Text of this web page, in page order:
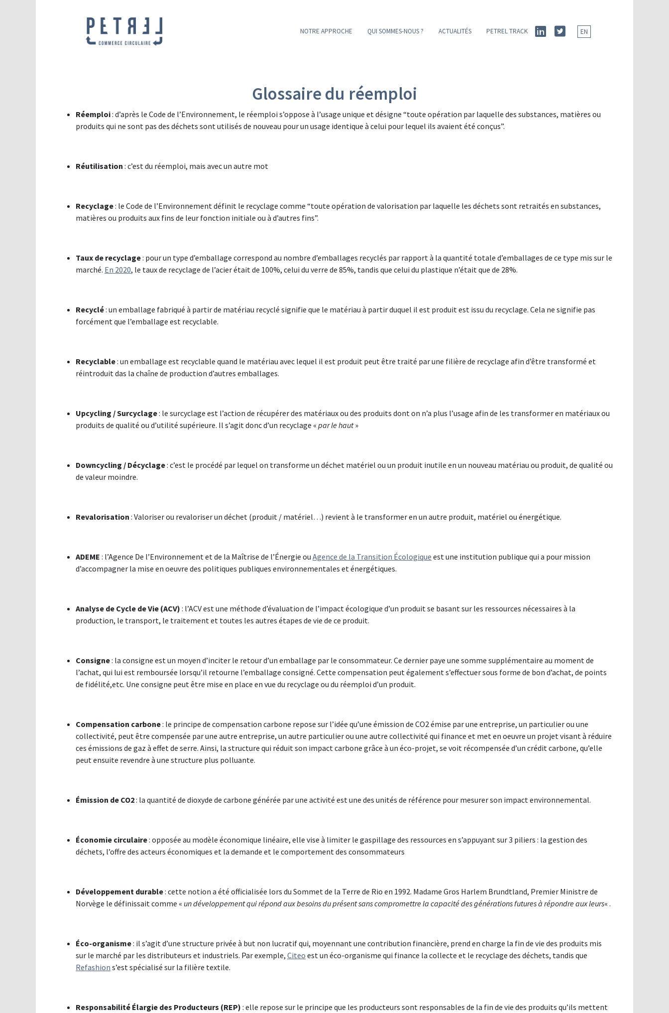
NOTRE APPROCHE QUI SOMMES-NOUS ? ACTUALITÉS PETREL TRACK EN
Glossaire du réemploi
Réemploi: d’après le Code de l’Environnement, le réemploi s’oppose à l’usage unique et désigne “toute opération par laquelle des substances, matières ou
produits qui ne sont pas des déchets sont utilisés de nouveau pour un usage identique à celui pour lequel ils avaient été conçus”.
Réutilisation : c’est du réemploi, mais avec un autre mot
Recyclage: le Code de l’Environnement définit le recyclage comme “toute opération de valorisation par laquelle les déchets sont retraités en substances,
matières ou produits aux fins de leur fonction initiale ou à d’autres fins”.
Taux de recyclage: pour un type d’emballage correspond au nombre d’emballages recyclés par rapport à la quantité totale d’emballages de ce type mis sur le
marché. En 2020, le taux de recyclage de l’acier était de 100%, celui du verre de 85%, tandis que celui du plastique n’était que de 28%.
Recyclé: un emballage fabriqué à partir de matériau recyclé signifie que le matériau à partir duquel il est produit est issu du recyclage. Cela ne signifie pas
forcément que l’emballage est recyclable.
Recyclable: un emballage est recyclable quand le matériau avec lequel il est produit peut être traité par une filière de recyclage afin d’être transformé et
réintroduit das la chaîne de production d’autres emballages.
Upcycling / Surcyclage: le surcyclage est l’action de récupérer des matériaux ou des produits dont on n’a plus l’usage afin de les transformer en matériaux ou
produits de qualité ou d’utilité supérieure. Il s’agit donc d’un recyclage « par le haut»
Downcycling / Décyclage: c’est le procédé par lequel on transforme un déchet matériel ou un produit inutile en un nouveau matériau ou produit, de qualité ou
de valeur moindre.
Revalorisation : Valoriser ou revaloriser un déchet (produit / matériel…) revient à le transformer en un autre produit, matériel ou énergétique.
ADEME : l’Agence De l’Environnement et de la Maîtrise de l’Énergie ou Agence de la Transition Écologique est une institution publique qui a pour mission
d’accompagner la mise en oeuvre des politiques publiques environnementales et énergétiques.
Analyse de Cycle de Vie (ACV) : l’ACV est une méthode d’évaluation de l’impact écologique d’un produit se basant sur les ressources nécessaires à la
production, le transport, le traitement et toutes les autres étapes de vie de ce produit.
Consigne: la consigne est un moyen d’inciter le retour d’un emballage par le consommateur. Ce dernier paye une somme supplémentaire au moment de
l’achat, qui lui est remboursée lorsqu’il retourne l’emballage consigné. Cette compensation peut également s’effectuer sous forme de bon d’achat, de points
de fidélité,etc. Une consigne peut être mise en place en vue du recyclage ou du réemploi d’un produit.
Compensation carbone: le principe de compensation carbone repose sur l’idée qu’une émission de CO2 émise par une entreprise, un particulier ou une
collectivité, peut être compensée par une autre entreprise, un autre particulier ou une autre collectivité qui finance et met en oeuvre un projet visant à réduire
ces émissions de gaz à effet de serre. Ainsi, la structure qui réduit son impact carbone grâce à un éco-projet, se voit récompensée d’un crédit carbone, qu’elle
peut ensuite revendre à une structure plus polluante.
Émission de CO2: la quantité de dioxyde de carbone générée par une activité est une des unités de référence pour mesurer son impact environnemental.
Économie circulaire: opposée au modèle économique linéaire, elle vise à limiter le gaspillage des ressources en s’appuyant sur 3 piliers : la gestion des
déchets, l’offre des acteurs économiques et la demande et le comportement des consommateurs
Développement durable: cette notion a été officialisée lors du Sommet de la Terre de Rio en 1992. Madame Gros Harlem Brundtland, Premier Ministre de
Norvège le définissait comme « un développement qui répond aux besoins du présent sans compromettre la capacité des générations futures à répondre aux leurs« .
Éco-organisme: il s’agit d’une structure privée à but non lucratif qui, moyennant une contribution financière, prend en charge la fin de vie des produits mis
sur le marché par les distributeurs et industriels. Par exemple, Citeo est un éco-organisme qui finance la collecte et le recyclage des déchets, tandis que
Refashion s’est spécialisé sur la filière textile.
Responsabilité Élargie des Producteurs (REP) : elle repose sur le principe que les producteurs sont responsables de la fin de vie des produits qu’ils mettent